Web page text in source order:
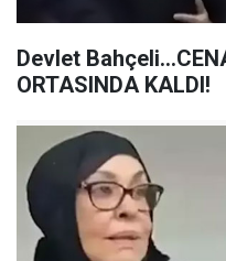
Devlet
ORTASINDA KALDI!